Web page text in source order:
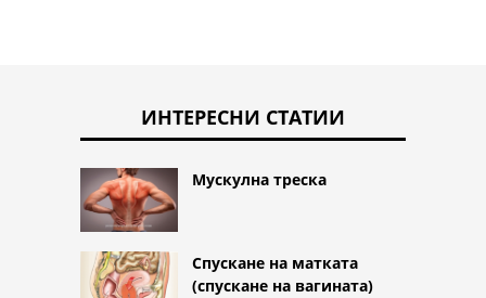
ИНТЕРЕСНИ СТАТИИ
Мускулна треска
Спускане на матката
(спускане на вагината)